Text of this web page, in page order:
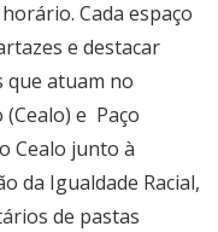
Cada espaço
e destacar
que atuam no
e Paço
Cealo junto à
da Igualdade Racial,
de pastas